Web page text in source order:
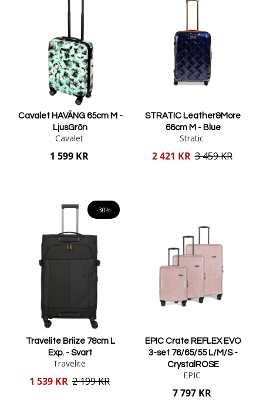
Cavalet HAVÄNG 65cm M -
LjusGrön
Cavalet
1 599 KR
STRATIC Leather&More
66cm M - Blue
Stratic
Reducerat
2 421 KR 3 459 KR
-30%
Travelite Briize 78cm L
Exp. - Svart
Travelite
Reducerat
1 539 KR 2 199 KR
EPIC Crate REFLEX EVO
3-set 76/65/55 L/M/S -
CrystalROSE
EPIC
7 797 KR